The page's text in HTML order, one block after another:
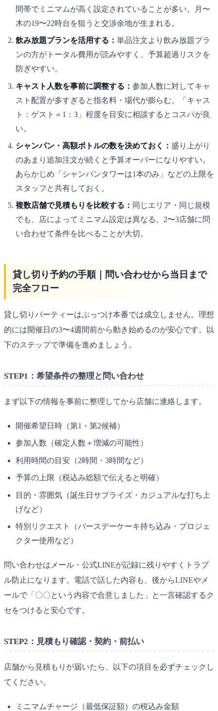
間帯でミニマムが高く設定されていることが多い。月〜
木の19〜22時台を狙うと交渉余地が生まれる。
飲み放題プランを活用する： 単品注文より飲み放題プラ
ンの方がトータル費用が読みやすく、予算超過リスクを
防ぎやすい。
キャスト人数を事前に調整する： 参加人数に対してキャ
スト配置が多すぎると指名料・場代が膨らむ。「キャス
ト：ゲスト＝1：3」程度を目安に相談するとコスパが良
い。
シャンパン・高額ボトルの数を決めておく： 盛り上がり
のあまり追加注文が続くと予算オーバーになりやすい。
あらかじめ「シャンパンタワーは1本のみ」などの上限を
スタッフと共有しておく。
複数店舗で見積もりを比較する： 同じエリア・同じ規模
でも、店によってミニマム設定は異なる。2〜3店舗に問
い合わせて条件を比べることが大切。
貸し切り予約の手順｜問い合わせから当日まで
完全フロー
貸し切りパーティーはぶっつけ本番では成立しません。理想
的には開催日の3〜4週間前から動き始めるのが安心です。以
下のステップで準備を進めましょう。
STEP1：希望条件の整理と問い合わせ
まず以下の情報を事前に整理してから店舗に連絡します。
開催希望日時（第1・第2候補）
参加人数（確定人数＋増減の可能性）
利用時間の目安（2時間・3時間など）
予算の上限（税込み総額で伝えると明確）
目的・雰囲気（誕生日サプライズ・カジュアルな打ち上
げなど）
特別リクエスト（バースデーケーキ持ち込み・プロジェ
クター使用など）
問い合わせはメール・公式LINEが記録に残りやすくトラブ
ル防止になります。電話で話した内容も、後からLINEやメ
ールで「〇〇という内容で合意しました」と一言確認するク
セをつけると安心です。
STEP2：見積もり確認・契約・前払い
店舗から見積もりが届いたら、以下の項目を必ずチェックし
てください。
ミニマムチャージ（最低保証額）の税込み金額